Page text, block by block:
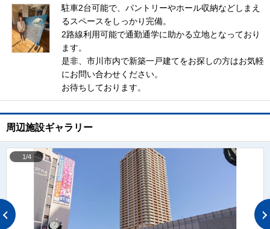
駐車2台可能で、パントリーやホール収納などしまえ
るスペースをしっかり完備。
2路線利用可能で通勤通学に助かる立地となっており
ます。
是非、市川市内で新築一戸建てをお探しの方はお気軽
にお問い合わせください。
お待ちしております。
周辺施設ギャラリー
1/4